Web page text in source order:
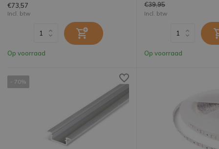
€73,57
Incl. btw
Op voorraad
€39,95
Incl. btw
Op voorraad
- 70%